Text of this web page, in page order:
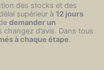
des stocks et des
supérieur à 12 jours
demander un
changez d’avis. Dans tous
à chaque étape.